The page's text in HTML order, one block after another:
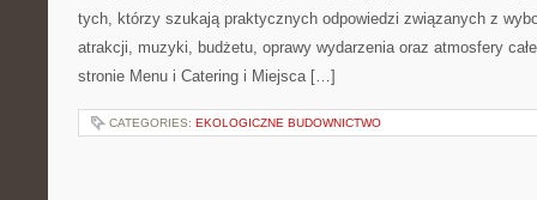
tych, którzy szukają praktycznych odpowiedzi związanych z
atrakcji, muzyki, budżetu, oprawy wydarzenia oraz atmosfery
stronie Menu i Catering i Miejsca […]
CATEGORIES: EKOLOGICZNE BUDOWNICTWO